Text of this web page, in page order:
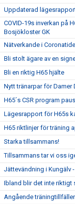
Uppdaterad
COVID-19s inverkan på
Bosjökloster GK
Nätverkande i
Bli stolt ägare av en
Bli en riktig H65 hjälte
Nytt tränarpar för Damer
H65´s CSR program
Lägesrapport för H65s
H65 riktlinjer för träning
Starka tillsammans!
Tillsammans tar vi oss
Jättevändning i Kungälv
Ibland blir det inte riktigt
Angående